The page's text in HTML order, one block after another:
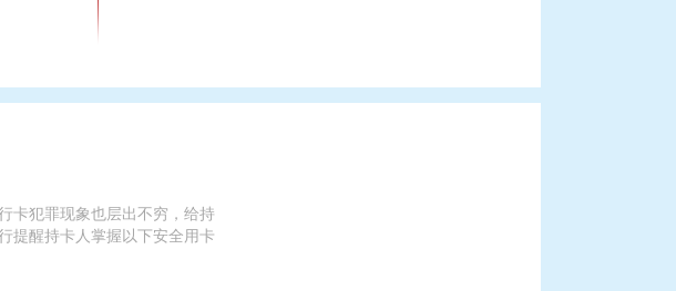
卡犯罪现象也层出不穷，给持
提醒持卡人掌握以下安全用卡